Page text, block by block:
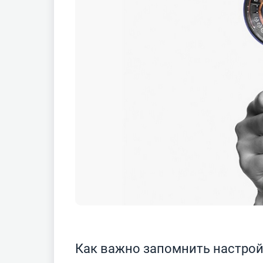
Как важно запомнить